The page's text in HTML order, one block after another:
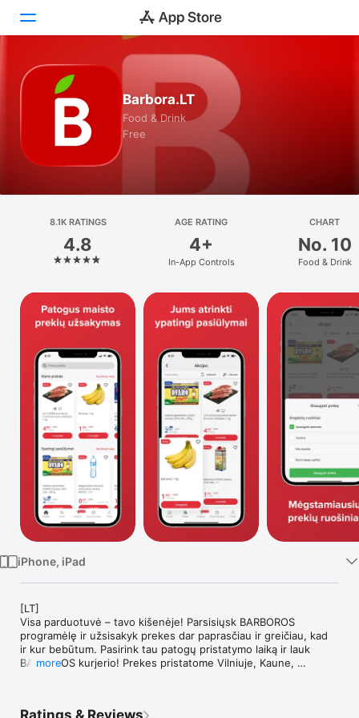
Today
Games
Apps
Platform
iPhone
iPad
Mac
Barbora.LT
Food & Drink
Free
8.1K RATINGS
4.8
AGE RATING
4+
In-App Controls
CHART
No. 10
Food & Drink
iPhone, iPad
[LT]
Visa parduotuvė – tavo kišenėje! Parsisiųsk BARBOROS
programėlę ir užsisakyk prekes dar paprasčiau ir greičiau, kad
ir kur bebūtum. Pasirink tau patogų pristatymo laiką ir lauk
BARBOROS kurjerio! Prekes pristatome Vilniuje, Kaune,
more
Ratings & Reviews